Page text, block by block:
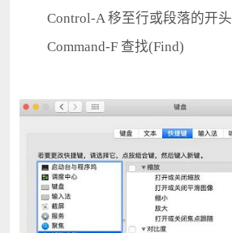
Control-A 移至行或段落的开头
Command-F 查找(Find)